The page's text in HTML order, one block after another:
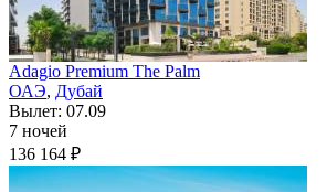
Adagio Premium The Palm
ОАЭ, Дубай
Вылет: 07.09
7 ночей
136 164 ₽